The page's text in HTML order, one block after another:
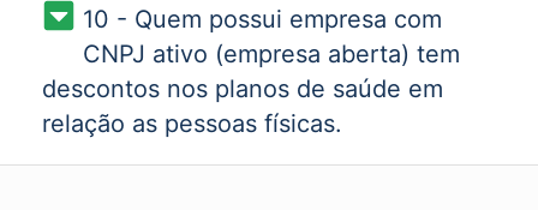
10 - Quem possui empresa com
CNPJ ativo (empresa aberta) tem
descontos nos planos de saúde em
relação as pessoas físicas.